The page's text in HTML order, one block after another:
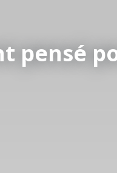
pensé